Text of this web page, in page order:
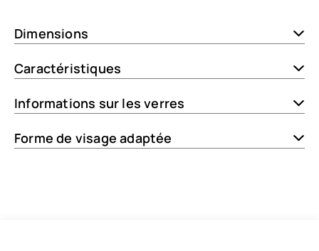
Dimensions
Caractéristiques
Informations sur les verres
Forme de visage adaptée